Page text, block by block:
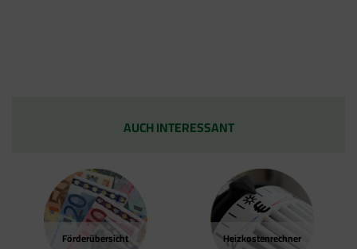
Förder­übersicht Heizkosten­rechner
AUCH INTERESSANT